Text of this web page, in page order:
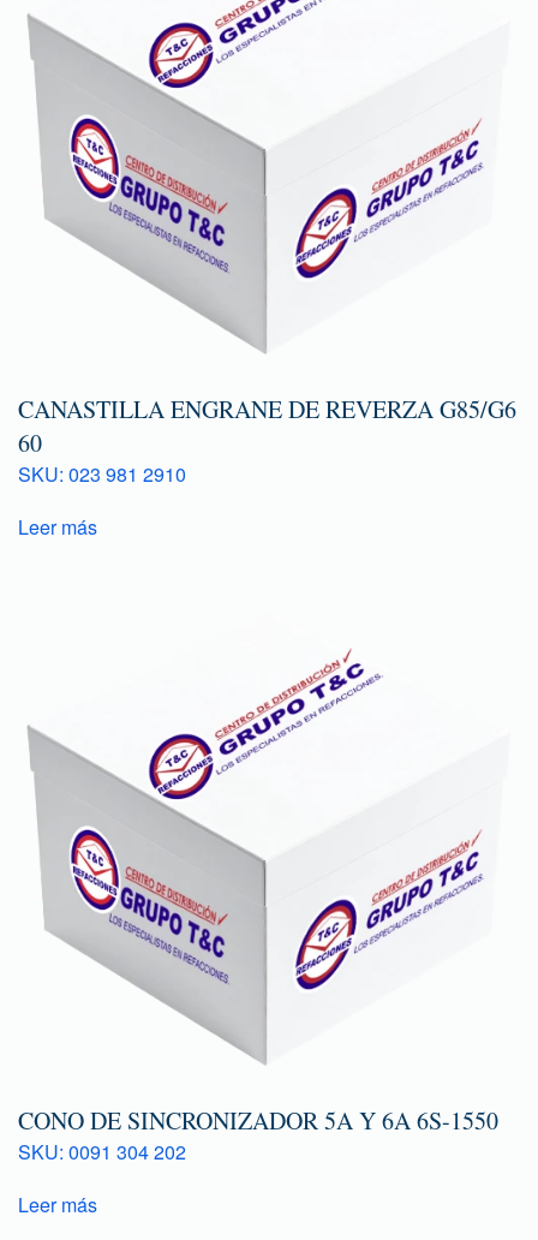
CANASTILLA ENGRANE DE REVERZA G85/G6
60
SKU: 023 981 2910
Leer más
CONO DE SINCRONIZADOR 5A Y 6A 6S-1550
SKU: 0091 304 202
Leer más